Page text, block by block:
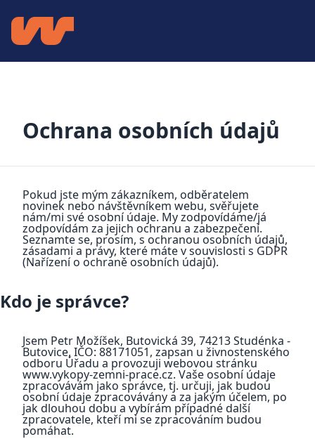
Ochrana osobních údajů
Pokud jste mým zákazníkem, odběratelem
novinek nebo návštěvníkem webu, svěřujete
nám/mi své osobní údaje. My zodpovídáme/já
zodpovídám za jejich ochranu a zabezpečení.
Seznamte se, prosím, s ochranou osobních údajů,
zásadami a právy, které máte v souvislosti s GDPR
(Nařízení o ochraně osobních údajů).
Kdo je správce?
Jsem Petr Možíšek, Butovická 39, 74213 Studénka -
Butovice, IČO: 88171051, zapsan u živnostenského
odboru Úřadu a provozuji webovou stránku
www.vykopy-zemni-prace.cz. Vaše osobní údaje
zpracovávám jako správce, tj. určuji, jak budou
osobní údaje zpracovávány a za jakým účelem, po
jak dlouhou dobu a vybírám případné další
zpracovatele, kteří mi se zpracováním budou
pomáhat.